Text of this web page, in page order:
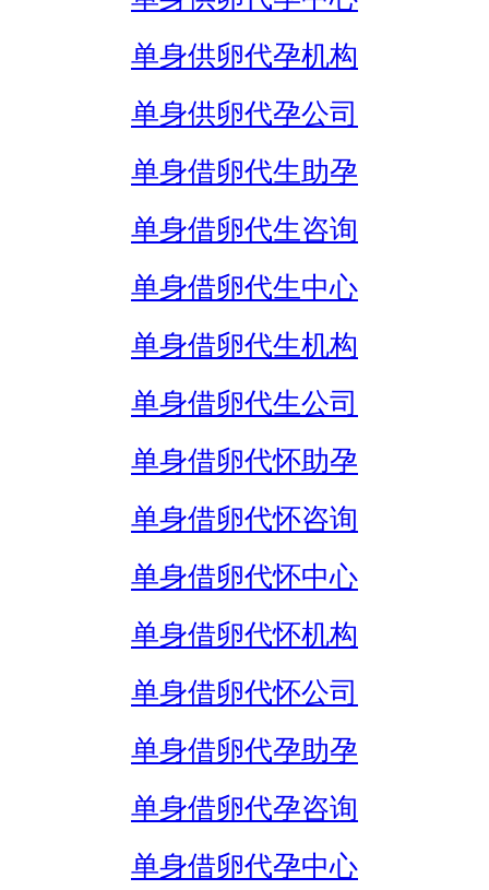
单身供卵代孕机构
单身供卵代孕公司
单身借卵代生助孕
单身借卵代生咨询
单身借卵代生中心
单身借卵代生机构
单身借卵代生公司
单身借卵代怀助孕
单身借卵代怀咨询
单身借卵代怀中心
单身借卵代怀机构
单身借卵代怀公司
单身借卵代孕助孕
单身借卵代孕咨询
单身借卵代孕中心